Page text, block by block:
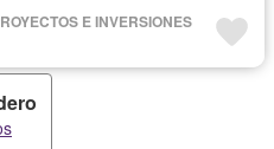
E INVERSIONES